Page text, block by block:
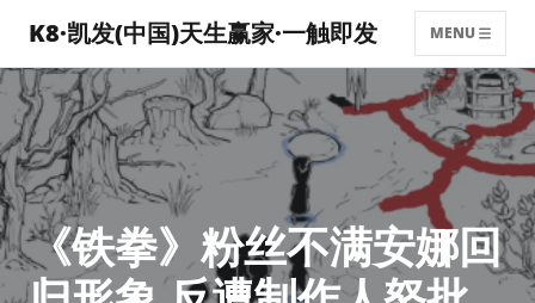
K8·凯发(中国)天生赢家·一触即发 MENU
《铁拳》粉丝不满安娜回